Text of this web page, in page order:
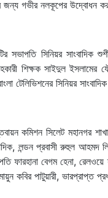
জন্য গভীর নলকূপের উদ্বোধন
সভাপতি সিনিয়র সাংবাদিক
শিক্ষক সাইদুল ইসলামের
টেলিভিশনের সিনিয়র
কমিশন সিলেট মহানগর
লন্ডন প্রবাসী রুহুল
ফারহানা বেগম হেনা,
কবির পাটুয়ারী, ভারপ্রাপ্ত